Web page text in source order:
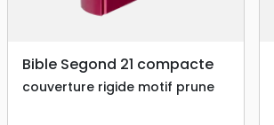
search APERÇU RAPIDE
Bible Segond 21 compacte
couverture rigide motif prune